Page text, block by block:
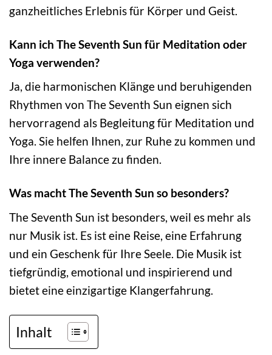
ganzheitliches Erlebnis für Körper und Geist.
Kann ich The Seventh Sun für Meditation oder
Yoga verwenden?
Ja, die harmonischen Klänge und beruhigenden
Rhythmen von The Seventh Sun eignen sich
hervorragend als Begleitung für Meditation und
Yoga. Sie helfen Ihnen, zur Ruhe zu kommen und
Ihre innere Balance zu finden.
Was macht The Seventh Sun so besonders?
The Seventh Sun ist besonders, weil es mehr als
nur Musik ist. Es ist eine Reise, eine Erfahrung
und ein Geschenk für Ihre Seele. Die Musik ist
tiefgründig, emotional und inspirierend und
bietet eine einzigartige Klangerfahrung.
Inhalt